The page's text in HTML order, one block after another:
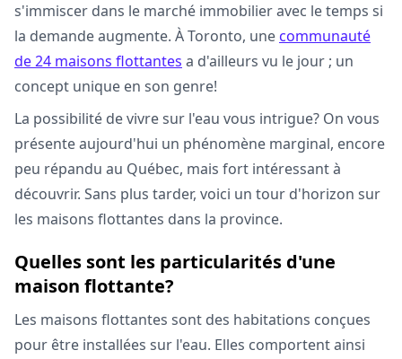
s'immiscer dans le marché immobilier avec le temps si
la demande augmente. À Toronto, une communauté
de 24 maisons flottantes a d'ailleurs vu le jour ; un
concept unique en son genre!
La possibilité de vivre sur l'eau vous intrigue? On vous
présente aujourd'hui un phénomène marginal, encore
peu répandu au Québec, mais fort intéressant à
découvrir. Sans plus tarder, voici un tour d'horizon sur
les maisons flottantes dans la province.
Quelles sont les particularités d'une
maison flottante?
Les maisons flottantes sont des habitations conçues
pour être installées sur l'eau. Elles comportent ainsi